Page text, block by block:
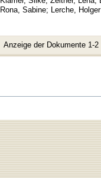
Rona, Sabine; Lerche, Holger
Anzeige der Dokumente 1-2